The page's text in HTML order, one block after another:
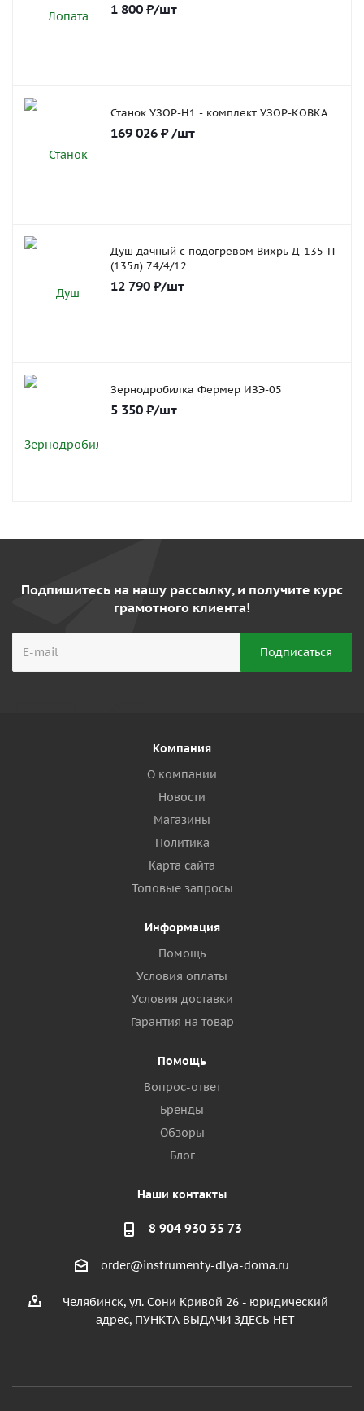
1 800 ₽/шт
Станок УЗОР-Н1 - комплект УЗОР-КОВКА
169 026 ₽ /шт
Душ дачный с подогревом Вихрь Д-135-П
(135л) 74/4/12
12 790 ₽/шт
Зернодробилка Фермер ИЗЭ-05
5 350 ₽/шт
Подпишитесь на нашу рассылку, и получите курс
грамотного клиента!
Компания
О компании
Новости
Магазины
Политика
Карта сайта
Топовые запросы
Информация
Помощь
Условия оплаты
Условия доставки
Гарантия на товар
Помощь
Вопрос-ответ
Бренды
Обзоры
Блог
Наши контакты
8 904 930 35 73
order@instrumenty-dlya-doma.ru
Челябинск, ул. Сони Кривой 26 - юридический
адрес, ПУНКТА ВЫДАЧИ ЗДЕСЬ НЕТ